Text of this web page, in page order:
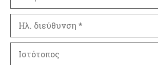
διεύθυνση